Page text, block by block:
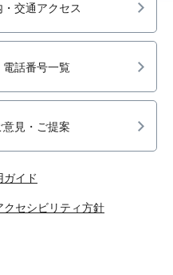
交通アクセス
電話番号一覧
意見・ご提案
ガイド
クセシビリティ方針